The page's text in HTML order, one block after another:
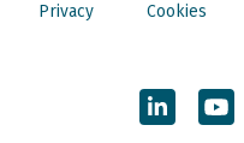
Privacy Cookies